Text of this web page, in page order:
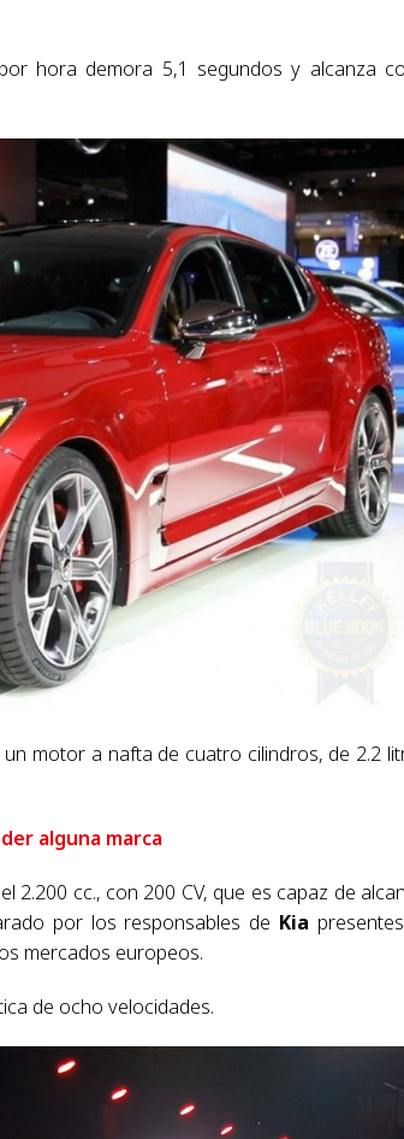
hora demora 5,1 segundos y alcanza
motor a nafta de cuatro cilindros, de 2.2
alguna marca
cc., con 200 CV, que es capaz de
por los responsables de Kia
mercados europeos.
de ocho velocidades.